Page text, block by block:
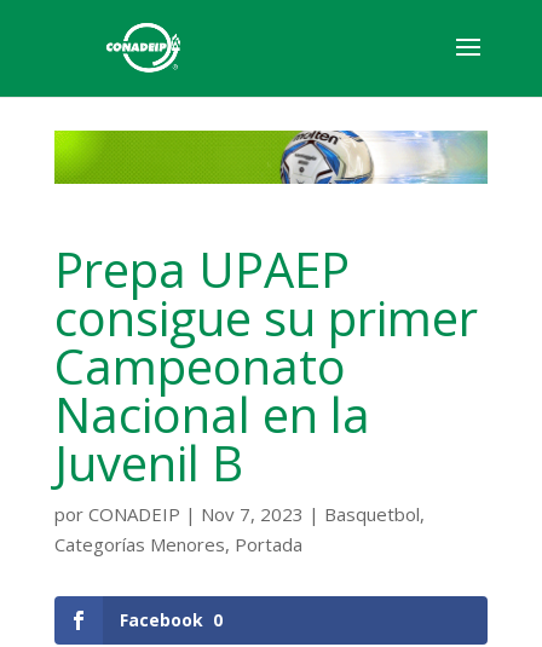
Prepa UPAEP
consigue su primer
Campeonato
Nacional en la
Juvenil B
por CONADEIP | Nov 7, 2023 | Basquetbol,
Categorías Menores, Portada
Facebook 0